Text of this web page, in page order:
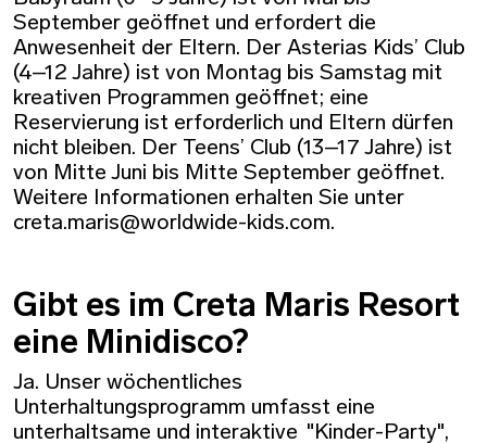
September geöffnet und erfordert die
Anwesenheit der Eltern. Der Asterias Kids’ Club
(4–12 Jahre) ist von Montag bis Samstag mit
kreativen Programmen geöffnet; eine
Reservierung ist erforderlich und Eltern dürfen
nicht bleiben. Der Teens’ Club (13–17 Jahre) ist
von Mitte Juni bis Mitte September geöffnet.
Weitere Informationen erhalten Sie unter
creta.maris@worldwide-kids.com.
Gibt es im Creta Maris Resort
eine Minidisco?
Ja. Unser wöchentliches
Unterhaltungsprogramm umfasst eine
unterhaltsame und interaktive "Kinder-Party",